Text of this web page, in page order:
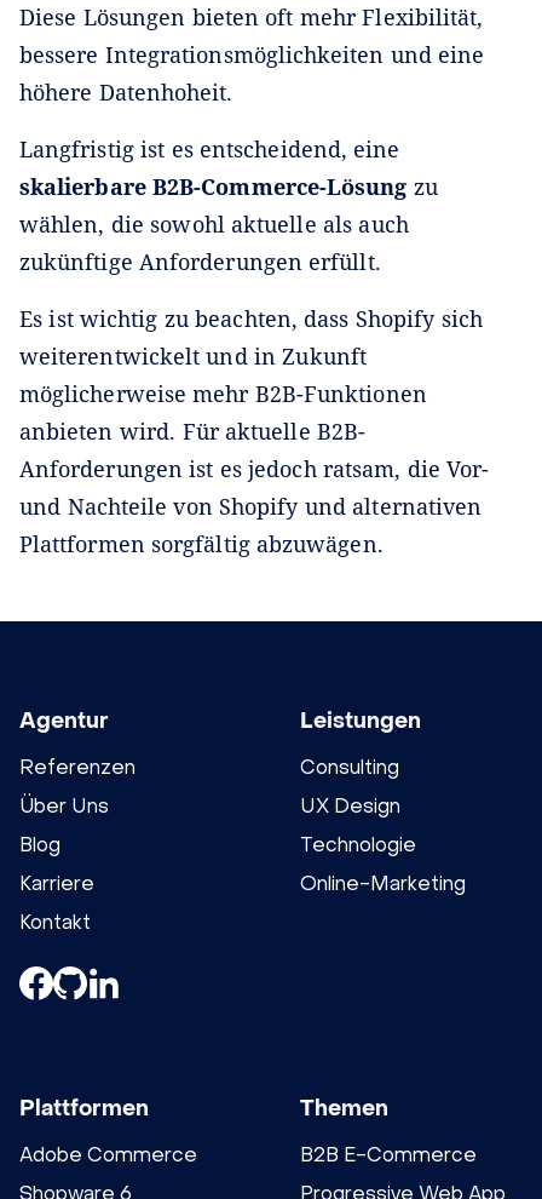
Diese Lösungen bieten oft mehr Flexibilität,
bessere Integrationsmöglichkeiten und eine
höhere Datenhoheit.
Langfristig ist es entscheidend, eine
skalierbare B2B-Commerce-Lösung zu
wählen, die sowohl aktuelle als auch
zukünftige Anforderungen erfüllt.
Es ist wichtig zu beachten, dass Shopify sich
weiterentwickelt und in Zukunft
möglicherweise mehr B2B-Funktionen
anbieten wird. Für aktuelle B2B-
Anforderungen ist es jedoch ratsam, die Vor-
und Nachteile von Shopify und alternativen
Plattformen sorgfältig abzuwägen.
Agentur
Referenzen
Über Uns
Blog
Karriere
Kontakt
Leistungen
Consulting
UX Design
Technologie
Online-Marketing
Plattformen
Adobe Commerce
Shopware 6
Themen
B2B E-Commerce
Progressive Web App